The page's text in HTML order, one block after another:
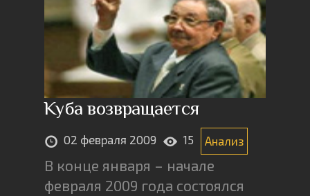
Куба возвращается
02 февраля 2009 15 Анализ
В конце января – начале
февраля 2009 года состоялся